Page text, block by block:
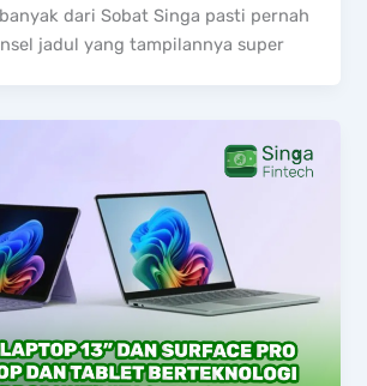
dari Sobat Singa pasti pernah
jadul yang tampilannya super